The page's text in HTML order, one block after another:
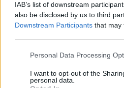
IAB’s list of downstream
also be disclosed by us to third
Downstream Participants that may
Please note that this website/app
not limited to your visit or usage
grant or deny consent to Google
Personal Data Processing
I want to opt-out of the
personal data.
Νέο πρόγραμμα
κλειστές κατοικίες -
Με ρυθμό που ξεπερνά
αυξάνονται τα ενοίκια
επιβαρύνοντας
οικογενειακούς
εντείνοντας το